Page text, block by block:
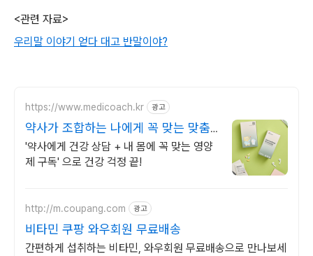
<관련 자료>
우리말 이야기 얻다 대고 반말이야?
https://www.medicoach.kr 광고
약사가 조합하는 나에게 꼭 맞는 맞춤
형 영양제.
'약사에게 건강 상담 + 내 몸에 꼭 맞는 영양
제 구독' 으로 건강 걱정 끝!
http://m.coupang.com 광고
비타민 쿠팡 와우회원 무료배송
간편하게 섭취하는 비타민, 와우회원 무료배송으로 만나보세